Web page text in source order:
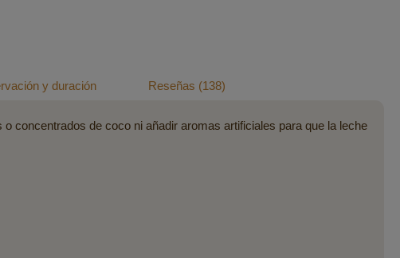
concentrados de coco ni añadir aromas artificiales para que la leche
y duración Reseñas 138